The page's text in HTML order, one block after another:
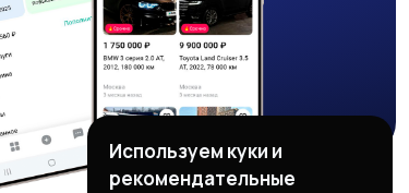
Используем куки и
рекомендательные